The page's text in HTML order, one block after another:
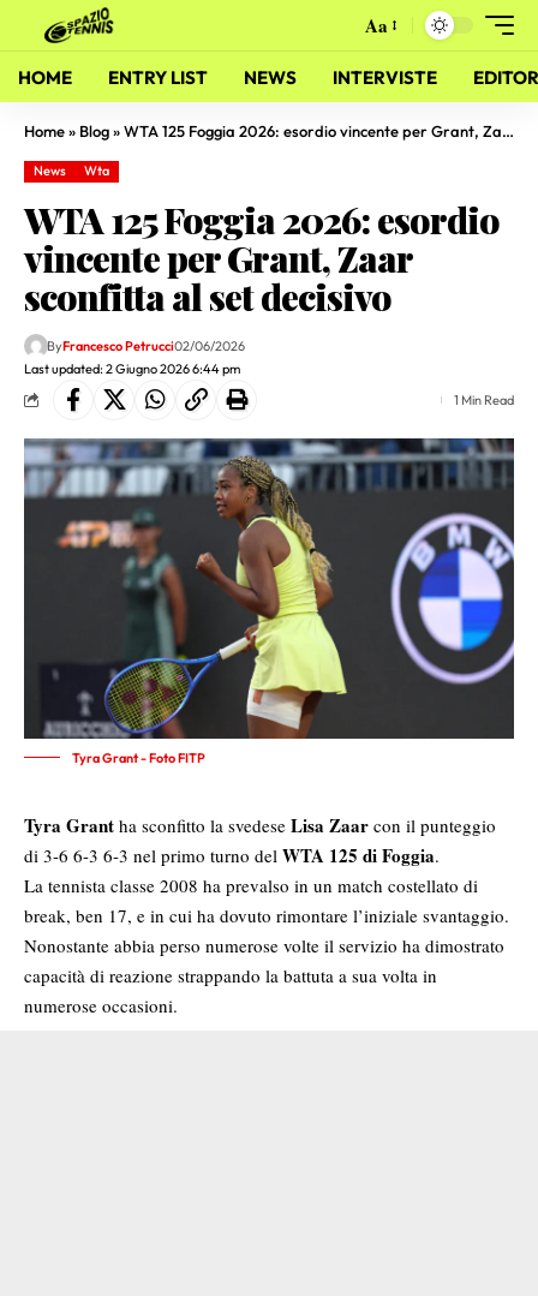
Aa
HOME ENTRY LIST NEWS INTERVISTE
Home» Blog»WTA 125 Foggia 2026: esordio vincente per Grant, Zaar sconfitta al set decisivo
News Wta
WTA 125 Foggia 2026: esordio
vincente per Grant, Zaar
sconfitta al set decisivo
Last updated: 2 Giugno 2026 6:44 pm
ByFrancesco Petrucci02/06/2026
1 Min Read
Tyra Grant - Foto FITP
Tyra Grant ha sconfitto la svedese Lisa Zaar con il punteggio
di 3-6 6-3 6-3 nel primo turno del WTA 125 di Foggia.
La tennista classe 2008 ha prevalso in un match costellato di
break, ben 17, e in cui ha dovuto rimontare l’iniziale svantaggio.
Nonostante abbia perso numerose volte il servizio ha dimostrato
capacità di reazione strappando la battuta a sua volta in
numerose occasioni.